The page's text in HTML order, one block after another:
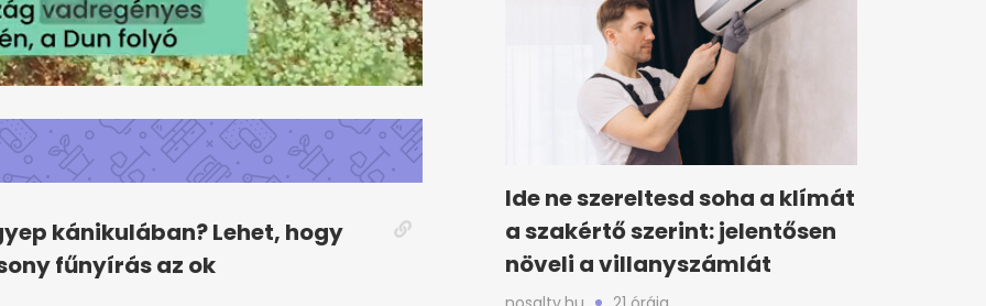
kánikulában? Lehet, hogy
fűnyírás az ok
Ide ne szereltesd soha a klímát
a szakértő szerint: jelentősen
növeli a villanyszámlát